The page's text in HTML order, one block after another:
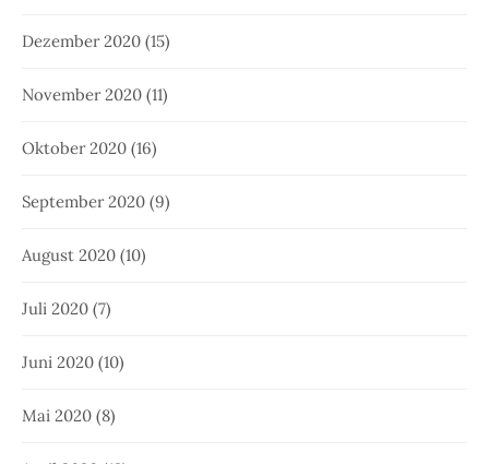
Dezember 2020 (15)
November 2020 (11)
Oktober 2020 (16)
September 2020 (9)
August 2020 (10)
Juli 2020 (7)
Juni 2020 (10)
Mai 2020 (8)